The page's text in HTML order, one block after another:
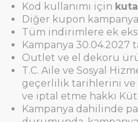
Kod kullanımı için
Diğer kupon
Tüm indirimlere ek
Kampanya
Outlet ve el dekoru
T.C. Aile ve Sosyal
geçerlilik tarihlerini ve
ve iptal etme hakkı
Kampanya dahilinde